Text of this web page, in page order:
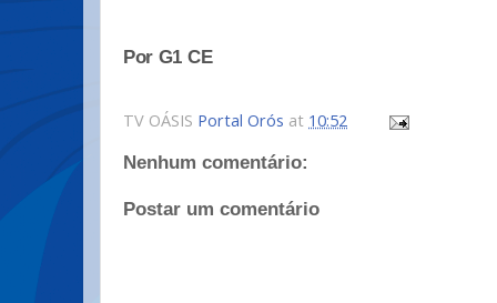
Por G1 CE
TV OÁSIS Portal Orós at 10:52
Nenhum comentário:
Postar um comentário